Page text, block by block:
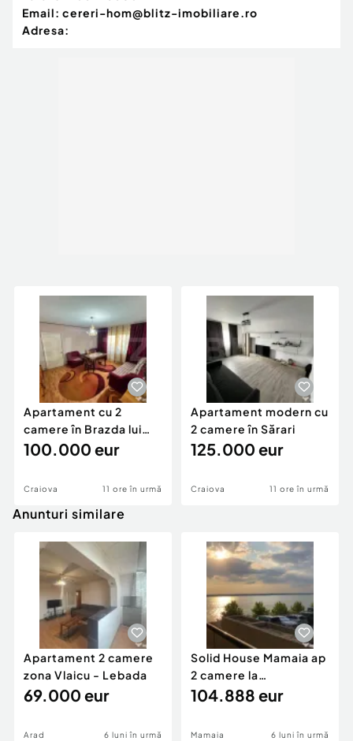
Email: cereri-hom@blitz-imobiliare.ro
Adresa:
Apartament cu 2
camere în Brazda lui
Novac
100.000 eur
Craiova 11 ore în urmă
Apartament modern cu
2 camere în Sărari
125.000 eur
Craiova 11 ore în urmă
Anunturi similare
Apartament 2 camere
zona Vlaicu - Lebada
69.000 eur
Arad 6 luni în urmă
Solid House Mamaia ap
2 camere la
cheie,langa Mega
104.888 eur
Mamaia 6 luni în urmă